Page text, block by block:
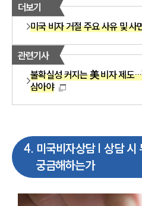
더보기
미국 비자 거절 주요 사유 및 사
관련기사
불확실성 커지는 美 비자 제도
삼아야
4. 미국비자상담 | 상담 시
궁금해하는가